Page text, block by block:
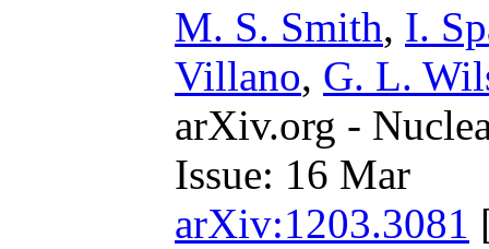
M. S. Smith, I.
Villano, G. L.
arXiv.org -
Issue: 16 Mar
arXiv:1203.3081